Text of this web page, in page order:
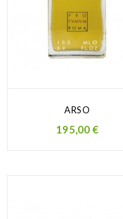
ARSO
Prezzo
195,00 €